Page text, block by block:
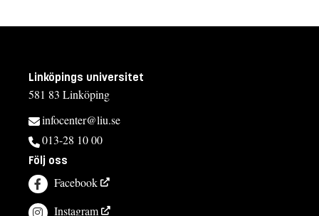
Linköpings universitet
581 83 Linköping
infocenter@liu.se
013-28 10 00
Följ oss
Facebook
Instagram